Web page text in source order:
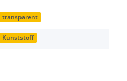
transparent
Kunststoff